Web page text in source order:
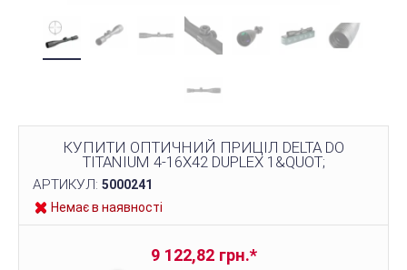
КУПИТИ ОПТИЧНИЙ ПРИЦІЛ DELTA DO
TITANIUM 4-16X42 DUPLEX 1&QUOT;
АРТИКУЛ: 5000241
Немає в наявності
9 122,82 грн.*